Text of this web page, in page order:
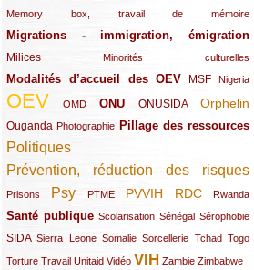
Memory box, travail de mémoire
(11/289)
Migrations - immigration, émigration
(67/289)
Milices
(34/289) Minorités culturelles
(15/289)
Modalités d’accueil des OEV
(58/289) MSF
(54/289) Nigeria
(27/289)
OEV
(269/289) OMD
(26/289) ONU
(58/289) ONUSIDA
(44/289) Orphelin
(112/289)
Ouganda
(29/289) Photographie
(27/289) Pillage des ressources
(77/289)
Politiques
(120/289)
Prévention, réduction des risques
(131/289)
Prisons
(22/289) Psy
(119/289) PTME
(12/289) PVVIH
(111/289) RDC
(104/289) Rwanda
(23/289)
Santé publique
(59/289) Scolarisation
(9/289) Sénégal
(13/289) Sérophobie
(19/289)
SIDA
(29/289)Sierra Leone
(13/289) Somalie
(12/289) Sorcellerie
(19/289) Tchad
(10/289) Togo
(15/289)
Torture
(17/289)Travail
(21/289) Unitaid
(26/289) Vidéo
(23/289) VIH
(154/289) Zambie
(12/289) Zimbabwe
(21/289)